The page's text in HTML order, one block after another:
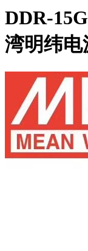
DDR-
湾明纬电